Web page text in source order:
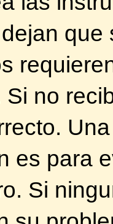
la zona
esto
a su zona
buen
y las
la zona